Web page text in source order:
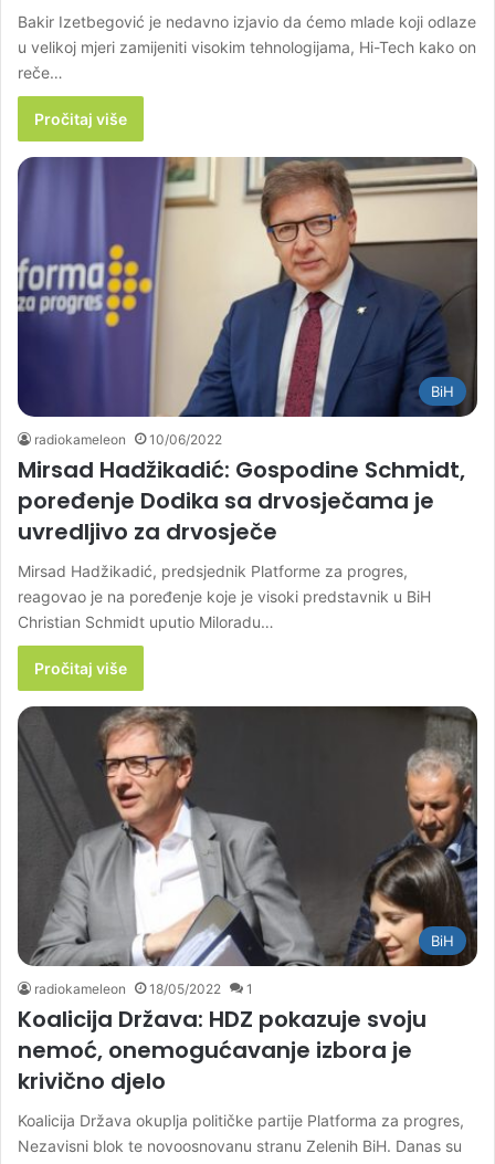
Bakir Izetbegović je nedavno izjavio da ćemo mlade koji odlaze
u velikoj mjeri zamijeniti visokim tehnologijama, Hi-Tech kako on
reče…
Pročitaj više
BiH
radiokameleon 10/06/2022
Mirsad Hadžikadić: Gospodine Schmidt,
poređenje Dodika sa drvosječama je
uvredljivo za drvosječe
Mirsad Hadžikadić, predsjednik Platforme za progres,
reagovao je na poređenje koje je visoki predstavnik u BiH
Christian Schmidt uputio Miloradu…
Pročitaj više
BiH
radiokameleon 18/05/2022 1
Koalicija Država: HDZ pokazuje svoju
nemoć, onemogućavanje izbora je
krivično djelo
Koalicija Država okuplja političke partije Platforma za progres,
Nezavisni blok te novoosnovanu stranu Zelenih BiH. Danas su